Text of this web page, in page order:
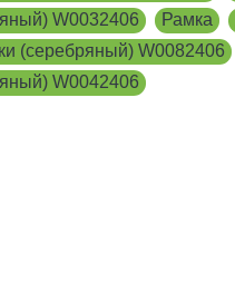
W0032406
Рамка
(серебряный) W0082406
W0042406